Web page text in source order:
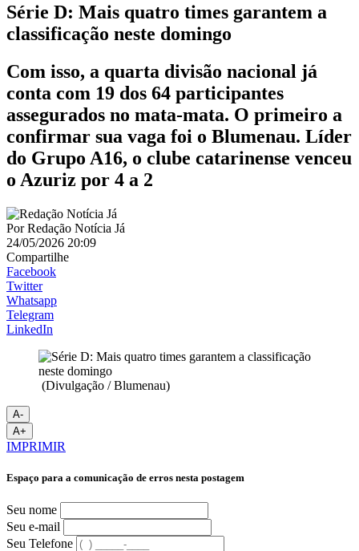
Série D: Mais quatro times garantem a
classificação neste domingo
Com isso, a quarta divisão nacional já
conta com 19 dos 64 participantes
assegurados no mata-mata. O primeiro a
confirmar sua vaga foi o Blumenau. Líder
do Grupo A16, o clube catarinense venceu
o Azuriz por 4 a 2
PorRedação Notícia Já
24/05/2026 20:09
Compartilhe
Facebook
Twitter
Whatsapp
Telegram
LinkedIn
(Divulgação / Blumenau)
A-
A+
IMPRIMIR
Espaço para a comunicação de erros nesta postagem
Seu nome
Seu e-mail
Seu Telefone